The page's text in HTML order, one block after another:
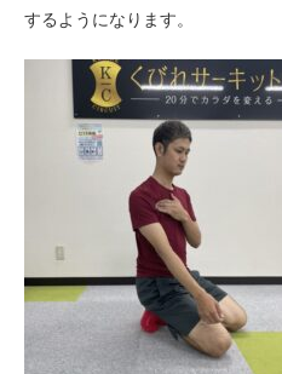
するようになります。